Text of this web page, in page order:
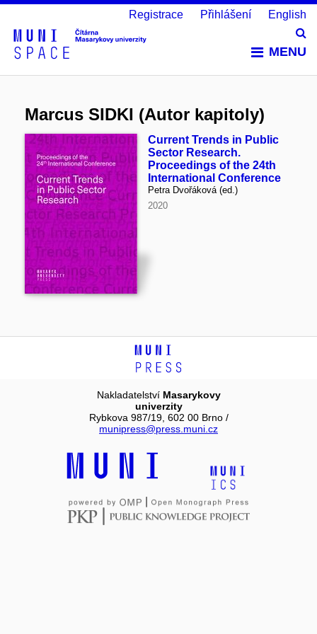
MENU
Registrace Přihlášení English
Marcus SIDKI (Autor kapitoly)
Current Trends in Public
Sector Research.
Proceedings of the 24th
International Conference
Petra Dvořáková (ed.)
2020
Nakladatelství Masarykovy
univerzity
Rybkova 987/19, 602 00 Brno /
munipress@press.muni.cz